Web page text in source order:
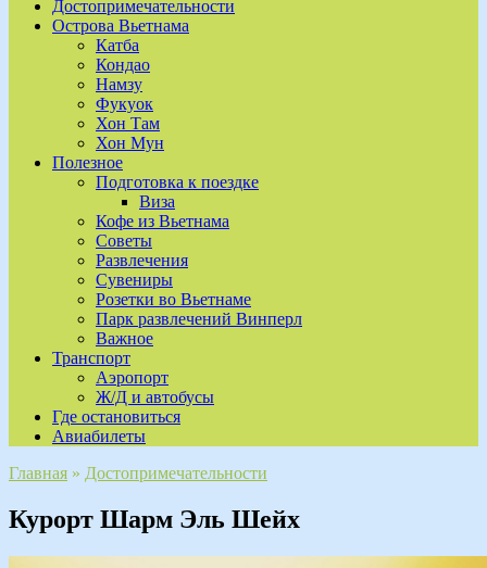
Достопримечательности
Острова Вьетнама
Катба
Кондао
Намзу
Фукуок
Хон Там
Хон Мун
Полезное
Подготовка к поездке
Виза
Кофе из Вьетнама
Советы
Развлечения
Сувениры
Розетки во Вьетнаме
Парк развлечений Винперл
Важное
Транспорт
Аэропорт
Ж/Д и автобусы
Где остановиться
Авиабилеты
Главная » Достопримечательности
Курорт Шарм Эль Шейх